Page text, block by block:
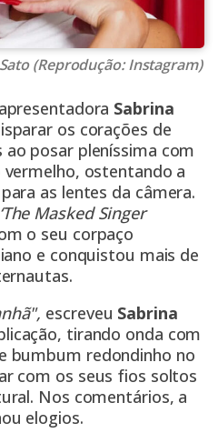
(Reprodução: Instagram)
Sabrina
os corações de
posar pleníssima com
ostentando a
as lentes da câmera.
‘The Masked Singer
o seu corpaço
e conquistou mais de
escreveu Sabrina
tirando onda com
bumbum redondinho no
com os seus fios soltos
Nos comentários, a
elogios.